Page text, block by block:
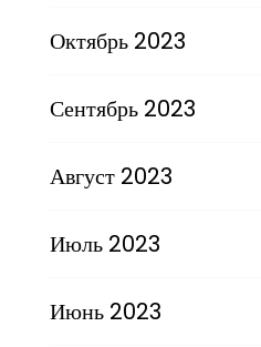
Октябрь 2023
Сентябрь 2023
Август 2023
Июль 2023
Июнь 2023